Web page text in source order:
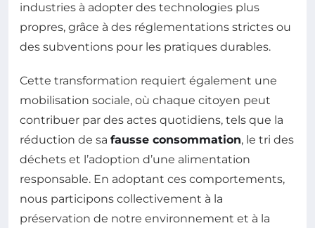
industries à adopter des technologies plus
propres, grâce à des réglementations strictes ou
des subventions pour les pratiques durables.
Cette transformation requiert également une
mobilisation sociale, où chaque citoyen peut
contribuer par des actes quotidiens, tels que la
réduction de sa fausse consommation, le tri des
déchets et l’adoption d’une alimentation
responsable. En adoptant ces comportements,
nous participons collectivement à la
préservation de notre environnement et à la